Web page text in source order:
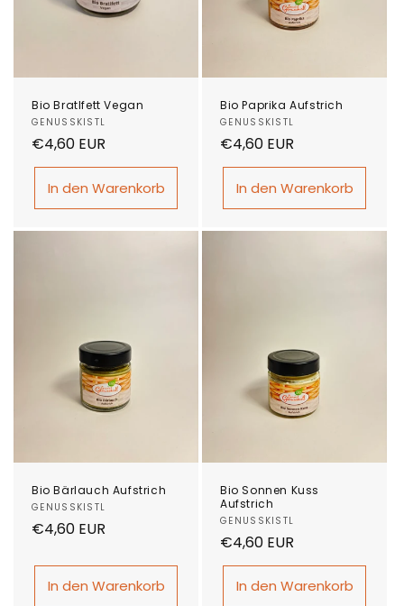
Bio Bratlfett Vegan
Anbieter:
GENUSSKISTL
Normaler
Preis
€4,60 EUR
In den Warenkorb
Bio Paprika Aufstrich
Anbieter:
GENUSSKISTL
Normaler
Preis
€4,60 EUR
In den Warenkorb
Bio Bärlauch Aufstrich
Anbieter:
GENUSSKISTL
Normaler
€4,60 EUR
In den Warenkorb
Bio Sonnen Kuss
Aufstrich
Anbieter:
GENUSSKISTL
Normaler
Preis
€4,60 EUR
In den Warenkorb